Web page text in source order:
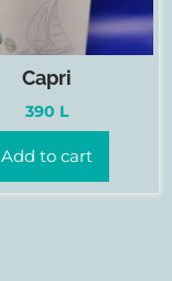
Capri
390 L
Add to cart